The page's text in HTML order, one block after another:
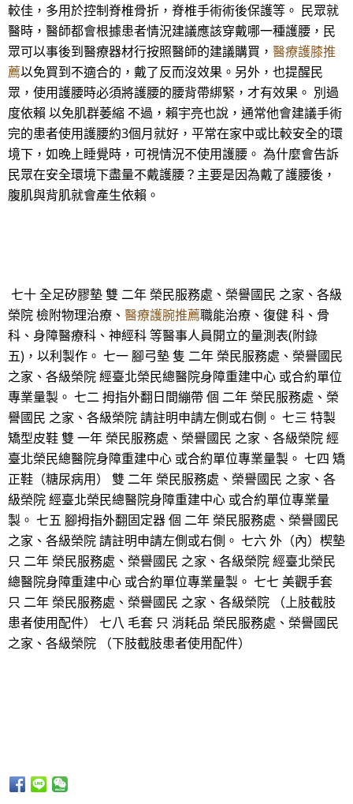
較佳，多用於控制脊椎骨折，脊椎手術術後保護等。 民眾就
醫時，醫師都會根據患者情況建議應該穿戴哪一種護腰，民
眾可以事後到醫療器材行按照醫師的建議購買， 醫療護膝推
薦以免買到不適合的，戴了反而沒效果。另外，也提醒民
眾，使用護腰時必須將護腰的腰背帶綁緊，才有效果。 別過
度依賴 以免肌群萎縮 不過，賴宇亮也說，通常他會建議手術
完的患者使用護腰約3個月就好，平常在家中或比較安全的環
境下，如晚上睡覺時，可視情況不使用護腰。 為什麼會告訴
民眾在安全環境下盡量不戴護腰？主要是因為戴了護腰後，
腹肌與背肌就會產生依賴。
七十 全足矽膠墊 雙 二年 榮民服務處、榮譽國民 之家、各級
榮院 檢附物理治療、 醫療護腕推薦職能治療、復健 科、骨
科、身障醫療科、神經科 等醫事人員開立的量測表(附錄
五)，以利製作。 七一 腳弓墊 隻 二年 榮民服務處、榮譽國民
之家、各級榮院 經臺北榮民總醫院身障重建中心 或合約單位
專業量製。 七二 拇指外翻日間繃帶 個 二年 榮民服務處、榮
譽國民 之家、各級榮院 請註明申請左側或右側。 七三 特製
矯型皮鞋 雙 一年 榮民服務處、榮譽國民 之家、各級榮院 經
臺北榮民總醫院身障重建中心 或合約單位專業量製。 七四 矯
正鞋（糖尿病用） 雙 二年 榮民服務處、榮譽國民 之家、各
級榮院 經臺北榮民總醫院身障重建中心 或合約單位專業量
製。 七五 腳拇指外翻固定器 個 二年 榮民服務處、榮譽國民
之家、各級榮院 請註明申請左側或右側。 七六 外（內）楔墊
只 二年 榮民服務處、榮譽國民 之家、各級榮院 經臺北榮民
總醫院身障重建中心 或合約單位專業量製。 七七 美觀手套
只 二年 榮民服務處、榮譽國民 之家、各級榮院 （上肢截肢
患者使用配件） 七八 毛套 只 消耗品 榮民服務處、榮譽國民
之家、各級榮院 （下肢截肢患者使用配件）